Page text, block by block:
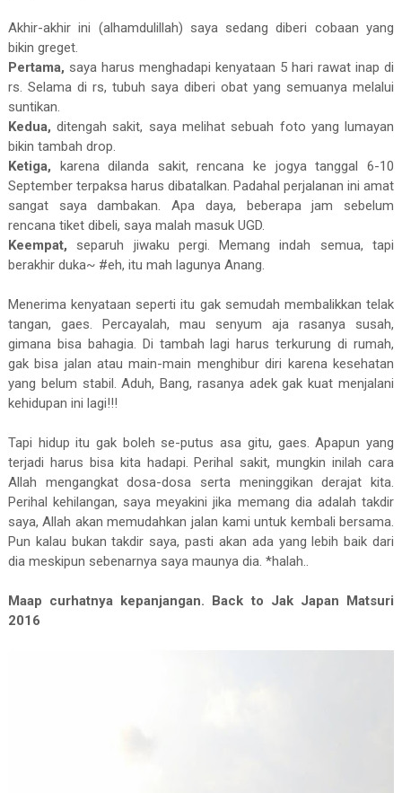
Akhir-akhir ini (alhamdulillah) saya sedang diberi cobaan yang
bikin greget.
Pertama, saya harus menghadapi kenyataan 5 hari rawat inap di
rs. Selama di rs, tubuh saya diberi obat yang semuanya melalui
suntikan.
Kedua,ditengah sakit, saya melihat sebuah foto yang lumayan
bikin tambah drop.
Ketiga, karena dilanda sakit, rencana ke jogya tanggal 6-10
September terpaksa harus dibatalkan. Padahal perjalanan ini amat
sangat saya dambakan. Apa daya, beberapa jam sebelum
rencana tiket dibeli, saya malah masuk UGD.
Keempat, separuh jiwaku pergi. Memang indah semua, tapi
berakhir duka~ #eh, itu mah lagunya Anang.
Menerima kenyataan seperti itu gak semudah membalikkan telak
tangan, gaes. Percayalah, mau senyum aja rasanya susah,
gimana bisa bahagia. Di tambah lagi harus terkurung di rumah,
gak bisa jalan atau main-main menghibur diri karena kesehatan
yang belum stabil. Aduh, Bang, rasanya adek gak kuat menjalani
kehidupan ini lagi!!!
Tapi hidup itu gak boleh se-putus asa gitu, gaes. Apapun yang
terjadi harus bisa kita hadapi. Perihal sakit, mungkin inilah cara
Allah mengangkat dosa-dosa serta meninggikan derajat kita.
Perihal kehilangan, saya meyakini jika memang dia adalah takdir
saya, Allah akan memudahkan jalan kami untuk kembali bersama.
Pun kalau bukan takdir saya, pasti akan ada yang lebih baik dari
dia meskipun sebenarnya saya maunya dia. *halah..
Maap curhatnya kepanjangan. Back to Jak Japan Matsuri
2016